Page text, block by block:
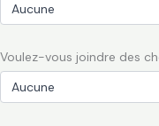
Voulez-vous joindre des